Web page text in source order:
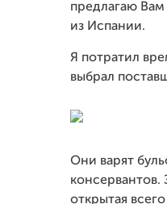
предлагаю Вам
из Испании.
Я потратил
выбрал
Они варят
консервантов.
открытая